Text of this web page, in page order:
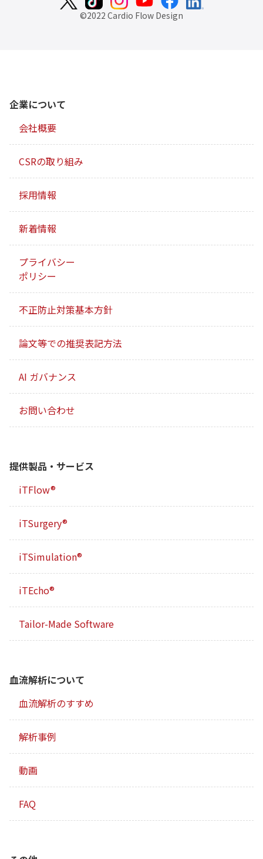
©2022 Cardio Flow Design
企業について
会社概要
CSRの取り組み
採用情報
新着情報
プライバシー
ポリシー
不正防止対策基本方針
論文等での推奨表記方法
AI ガバナンス
お問い合わせ
提供製品・サービス
iTFlow®
iTSurgery®
iTSimulation®
iTEcho®
Tailor-Made Software
血流解析について
血流解析のすすめ
解析事例
動画
FAQ